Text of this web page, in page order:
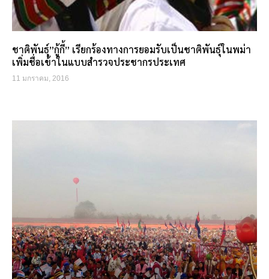
ชาติพันธุ์”กู้กี้” เรียกร้องทางการยอมรับเป็นชาติพันธุ์ในพม่า
เพิ่มชื่อเข้าในแบบสำรวจประชากรประเทศ
11 มกราคม, 2016